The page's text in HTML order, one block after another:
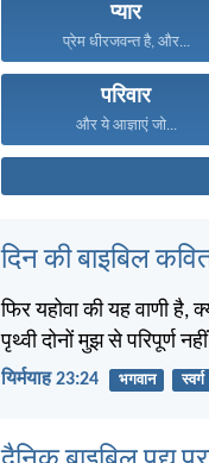
प्यार
प्रेम धीरजवन्त है, और...
परिवार
और ये आज्ञाएं जो...
दिन की बाइबिल
फिर यहोवा की यह वाणी
पृथ्वी दोनों मुझ से परिपूर्ण
यिर्मयाह 23:24 भगवान स्वर्ग